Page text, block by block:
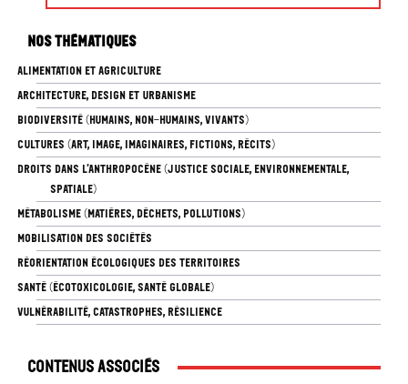
Nos thématiques
ALIMENTATION ET AGRICULTURE
ARCHITECTURE, DESIGN ET URBANISME
BIODIVERSITÉ (HUMAINS, NON-HUMAINS, VIVANTS)
CULTURES (ART, IMAGE, IMAGINAIRES, FICTIONS, RÉCITS)
DROITS DANS L’ANTHROPOCÈNE (JUSTICE SOCIALE, ENVIRONNEMENTALE,
SPATIALE)
MÉTABOLISME (MATIÈRES, DÉCHETS, POLLUTIONS)
MOBILISATION DES SOCIÉTÉS
RÉORIENTATION ÉCOLOGIQUES DES TERRITOIRES
SANTÉ (ÉCOTOXICOLOGIE, SANTÉ GLOBALE)
VULNÉRABILITÉ, CATASTROPHES, RÉSILIENCE
Contenus associés